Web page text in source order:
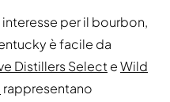
per il bourbon,
è facile da
Distillers Select eWild
rappresentano